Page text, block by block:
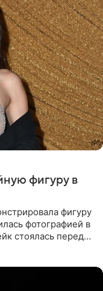
фигуру в
фигуру
фотографией в
стоялась перед